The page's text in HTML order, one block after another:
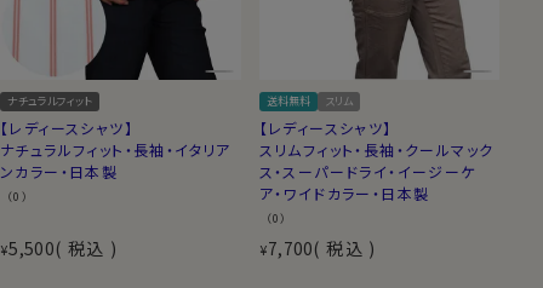
ナチュラルフィット
【レディースシャツ】
ナチュラルフィット・長袖・イタリア
ンカラー・日本製
（0）
¥5,500 税込
送料無料 スリム
【レディースシャツ】
スリムフィット・長袖・クールマック
ス・スーパードライ・イージーケ
ア・ワイドカラー・日本製
（0）
¥7,700 税込